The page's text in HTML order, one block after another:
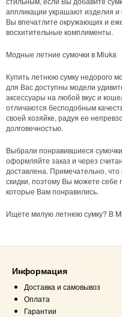
аппликации украшают изделия
Вы впечатлите окружающих и
восхитительные комплименты.
Модные летние сумочки в Miuka
Купить летнюю сумку недорого
для Вас доступны модели
аксессуары на любой вкус и
отличаются бесподобным
своей хозяйке, радуя ее
долговечностью.
Выбрали понравившиеся
оформляйте заказ и через
доставлена. Примечательно,
скидки, поэтому Вы можете себе
которые Вам понравились.
Ищете милую летнюю сумку? В
Информация
Доставка и самовывоз
Оплата
Гарантии